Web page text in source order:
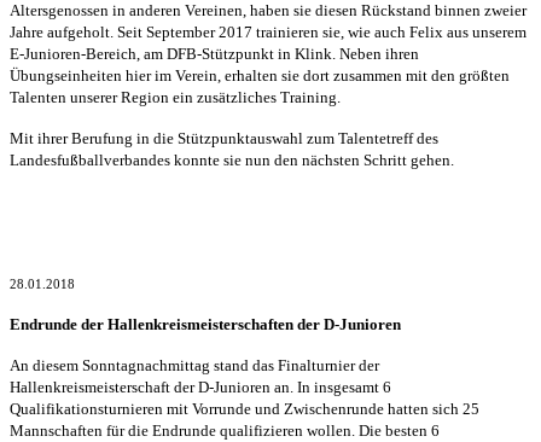
Altersgenossen in anderen Vereinen, haben sie diesen Rückstand binnen zweier
Jahre aufgeholt. Seit September 2017 trainieren sie, wie auch Felix aus unserem
E-Junioren-Bereich, am DFB-Stützpunkt in Klink. Neben ihren
Übungseinheiten hier im Verein, erhalten sie dort zusammen mit den größten
Talenten unserer Region ein zusätzliches Training.
Mit ihrer Berufung in die Stützpunktauswahl zum Talentetreff des
Landesfußballverbandes konnte sie nun den nächsten Schritt gehen.
28.01.2018
Endrunde der Hallenkreismeisterschaften der D-Junioren
An diesem Sonntagnachmittag stand das Finalturnier der
Hallenkreismeisterschaft der D-Junioren an. In insgesamt 6
Qualifikationsturnieren mit Vorrunde und Zwischenrunde hatten sich 25
Mannschaften für die Endrunde qualifizieren wollen. Die besten 6